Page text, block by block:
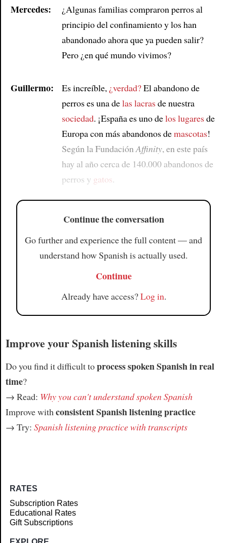
Mercedes:
¿Algunas familias compraron perros al
principio del confinamiento y los han
abandonado ahora que ya pueden salir?
Pero ¿en qué mundo vivimos?
Guillermo: Es increíble, ¿verdad?El abandono de
perros es una delas lacrasde nuestra
sociedad. ¡España es uno delos lugaresde
Europa con más abandonos demascotas!
Según la Fundación Affinity, en este país
hay al año cerca de 140.000 abandonos de
perros y gatos.
Continue the conversation
Go further and experience the full content — and
understand how Spanish is actually used.
Continue
Already have access?Log in.
Improve your Spanish listening skills
Do you find it difficult toprocess spoken Spanish in real
time?
→ Read: Why you can't understand spoken Spanish
Improve withconsistent Spanish listening practice
→ Try: Spanish listening practice with transcripts
RATES
Subscription Rates
Educational Rates
Gift Subscriptions